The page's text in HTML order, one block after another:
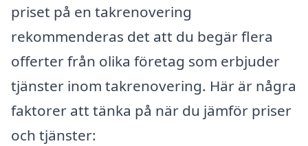
priset på en takrenovering
rekommenderas det att du begär flera
offerter från olika företag som erbjuder
tjänster inom takrenovering. Här är några
faktorer att tänka på när du jämför priser
och tjänster: